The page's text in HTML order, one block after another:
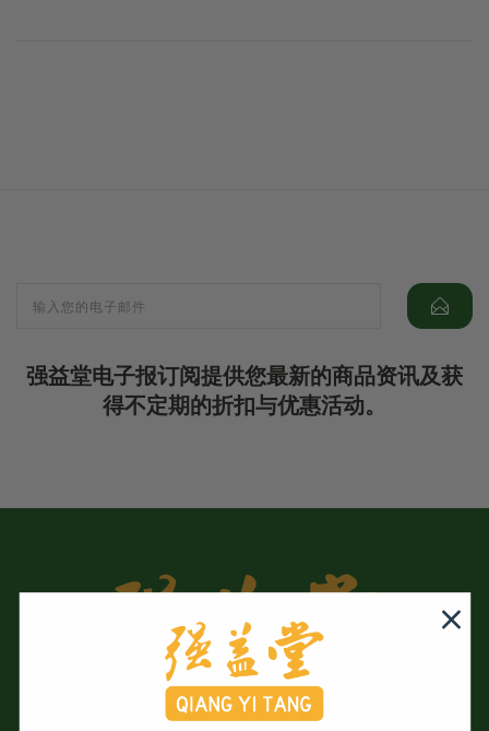
强益堂电子报订阅提供您最新的商品资讯及获
得不定期的折扣与优惠活动。